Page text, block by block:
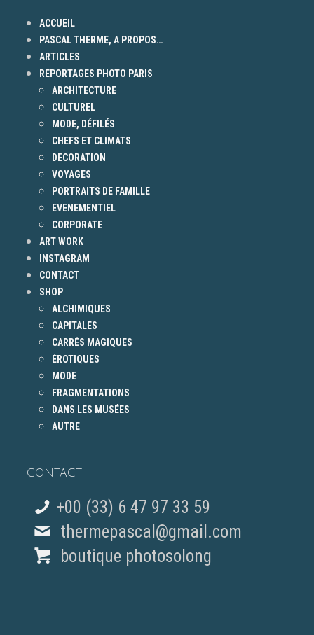
ACCUEIL
PASCAL THERME, A PROPOS…
ARTICLES
REPORTAGES PHOTO PARIS
ARCHITECTURE
CULTUREL
MODE, DÉFILÉS
CHEFS ET CLIMATS
DECORATION
VOYAGES
PORTRAITS DE FAMILLE
EVENEMENTIEL
CORPORATE
ART WORK
INSTAGRAM
CONTACT
SHOP
ALCHIMIQUES
CAPITALES
CARRÉS MAGIQUES
ÉROTIQUES
MODE
FRAGMENTATIONS
DANS LES MUSÉES
AUTRE
CONTACT
+00 (33) 6 47 97 33 59
thermepascal@gmail.com
boutique photosolong